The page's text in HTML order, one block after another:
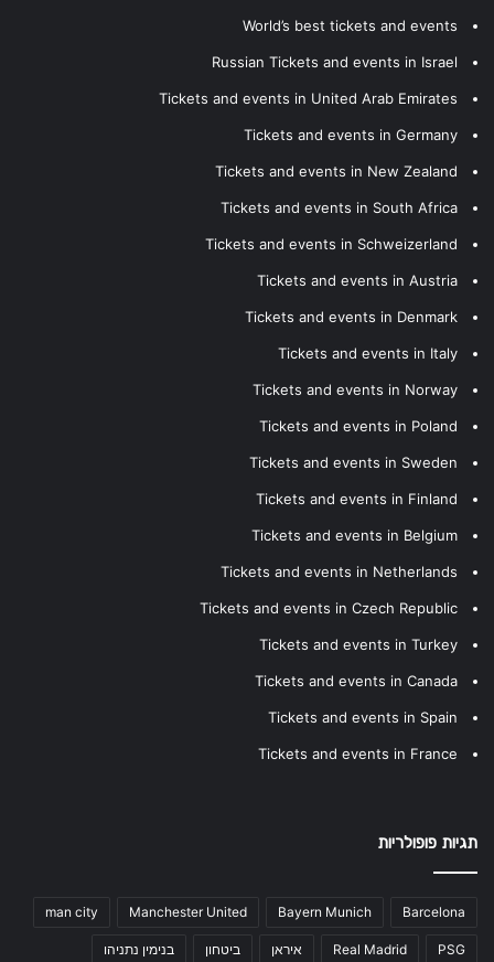
World’s best tickets and events
Russian Tickets and events in Israel
Tickets and events in United Arab Emirates
Tickets and events in Germany
Tickets and events in New Zealand
Tickets and events in South Africa
Tickets and events in Schweizerland
Tickets and events in Austria
Tickets and events in Denmark
Tickets and events in Italy
Tickets and events in Norway
Tickets and events in Poland
Tickets and events in Sweden
Tickets and events in Finland
Tickets and events in Belgium
Tickets and events in Netherlands
Tickets and events in Czech Republic
Tickets and events in Turkey
Tickets and events in Canada
Tickets and events in Spain
Tickets and events in France
תגיות פופולריות
Barcelona
Bayern Munich
Manchester United
man city
PSG
Real Madrid איראן ביטחון בנימין נתניהו